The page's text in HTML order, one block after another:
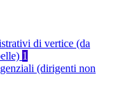
di vertice (da
1
(dirigenti non